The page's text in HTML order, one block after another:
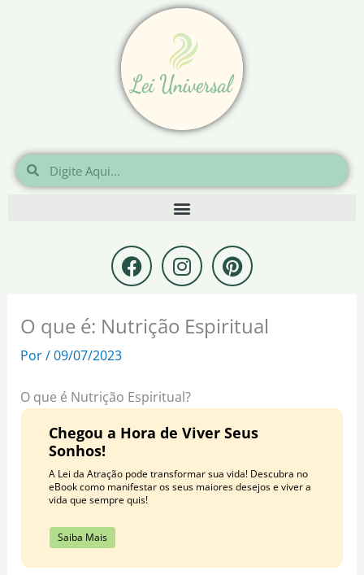
Pesquisar
Pesquisar
F
a
c
e
b
k
I
n
s
t
a
a
m
P
i
n
t
e
t
O que é: Nutrição Espiritual
Por/09/07/2023
O que é Nutrição Espiritual?
Chegou a Hora de Viver Seus
Sonhos!
A Lei da Atração pode transformar sua vida! Descubra no
eBook como manifestar os seus maiores desejos e viver a
vida que sempre quis!
Saiba Mais